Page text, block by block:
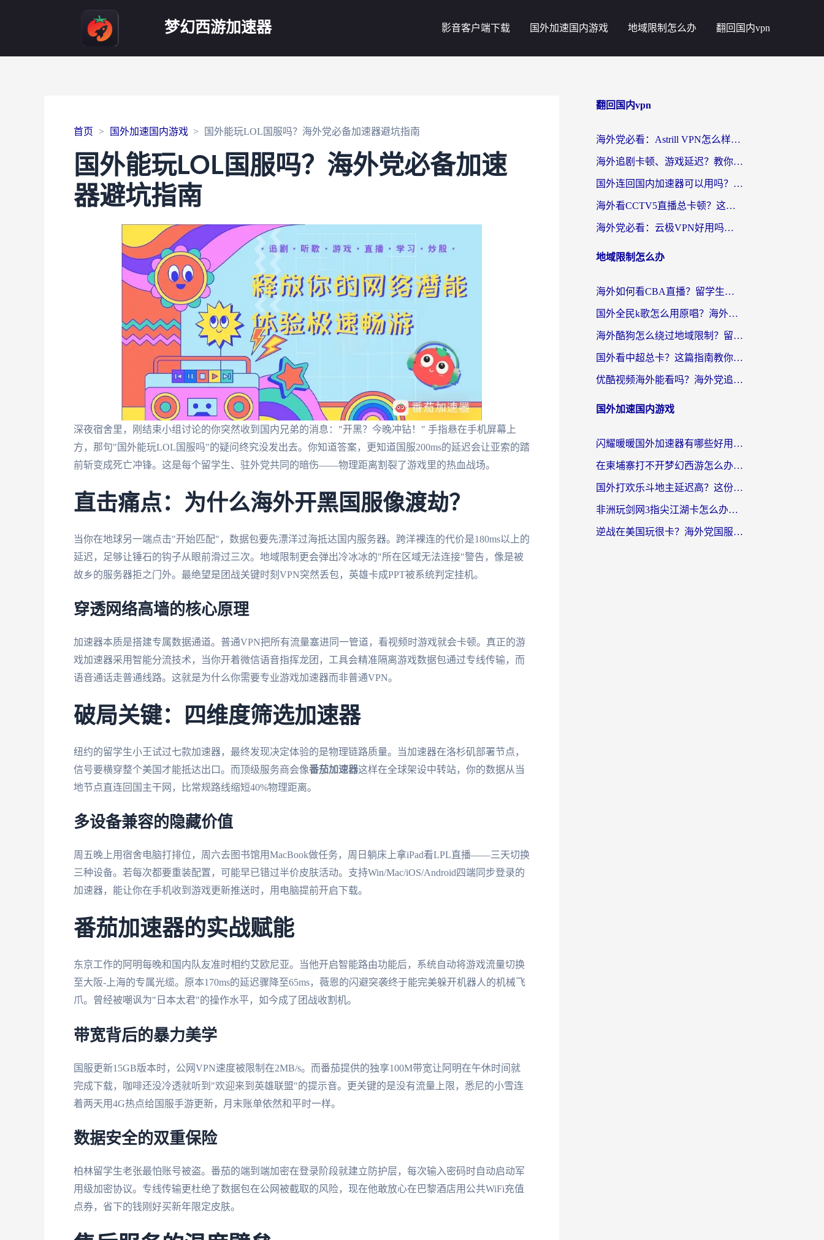
梦幻西游加速器 影音客户端下载 国外加速国内游戏 地域限制怎么办 翻回国内vpn
首页 国外加速国内游戏 国外能玩LOL国服吗？海外党必备加速器避坑指南
国外能玩LOL国服吗？海外党必备加速
器避坑指南
深夜宿舍里，刚结束小组讨论的你突然收到国内兄弟的消息："开黑？今晚冲钻！" 手指悬在手机屏幕上
方，那句"国外能玩LOL国服吗"的疑问终究没发出去。你知道答案，更知道国服200ms的延迟会让亚索的踏
前斩变成死亡冲锋。这是每个留学生、驻外党共同的暗伤——物理距离割裂了游戏里的热血战场。
直击痛点：为什么海外开黑国服像渡劫？
当你在地球另一端点击"开始匹配"，数据包要先漂洋过海抵达国内服务器。跨洋裸连的代价是180ms以上的
延迟，足够让锤石的钩子从眼前滑过三次。地域限制更会弹出冷冰冰的"所在区域无法连接"警告，像是被
故乡的服务器拒之门外。最绝望是团战关键时刻VPN突然丢包，英雄卡成PPT被系统判定挂机。
穿透网络高墙的核心原理
加速器本质是搭建专属数据通道。普通VPN把所有流量塞进同一管道，看视频时游戏就会卡顿。真正的游
戏加速器采用智能分流技术，当你开着微信语音指挥龙团，工具会精准隔离游戏数据包通过专线传输，而
语音通话走普通线路。这就是为什么你需要专业游戏加速器而非普通VPN。
破局关键：四维度筛选加速器
纽约的留学生小王试过七款加速器，最终发现决定体验的是物理链路质量。当加速器在洛杉矶部署节点，
信号要横穿整个美国才能抵达出口。而顶级服务商会像番茄加速器这样在全球架设中转站，你的数据从当
地节点直连回国主干网，比常规路线缩短40%物理距离。
多设备兼容的隐藏价值
周五晚上用宿舍电脑打排位，周六去图书馆用MacBook做任务，周日躺床上拿iPad看LPL直播——三天切换
三种设备。若每次都要重装配置，可能早已错过半价皮肤活动。支持Win/Mac/iOS/Android四端同步登录的
加速器，能让你在手机收到游戏更新推送时，用电脑提前开启下载。
番茄加速器的实战赋能
东京工作的阿明每晚和国内队友准时相约艾欧尼亚。当他开启智能路由功能后，系统自动将游戏流量切换
至大阪-上海的专属光缆。原本170ms的延迟骤降至65ms，薇恩的闪避突袭终于能完美躲开机器人的机械飞
爪。曾经被嘲讽为"日本太君"的操作水平，如今成了团战收割机。
带宽背后的暴力美学
国服更新15GB版本时，公网VPN速度被限制在2MB/s。而番茄提供的独享100M带宽让阿明在午休时间就
完成下载，咖啡还没冷透就听到"欢迎来到英雄联盟"的提示音。更关键的是没有流量上限，悉尼的小雪连
着两天用4G热点给国服手游更新，月末账单依然和平时一样。
数据安全的双重保险
柏林留学生老张最怕账号被盗。番茄的端到端加密在登录阶段就建立防护层，每次输入密码时自动启动军
用级加密协议。专线传输更杜绝了数据包在公网被截取的风险，现在他敢放心在巴黎酒店用公共WiFi充值
点券，省下的钱刚好买新年限定皮肤。
翻回国内vpn
海外党必看：Astrill VPN怎么样？3步选对回国加速器实现无缝刷剧玩游戏
海外追剧卡顿、游戏延迟？教你选回国加速器，附免费加速器试用一小时福利
国外连回国内加速器可以用吗？海外党亲测实用指南，解决追剧游戏卡顿难题
海外看CCTV5直播总卡顿？这篇指南教你选对回国加速器，无缝刷国内资源
海外党必看：云极VPN好用吗？和uuVPN对比哪个回国效果更好？附真实体验+避坑指南
地域限制怎么办
海外如何看CBA直播？留学生和华人必看的无卡顿观赛指南
国外全民k歌怎么用原唱？海外党亲测有效的回国加速解决方案
海外酷狗怎么绕过地域限制？留学生亲测有效的回国加速器选择指南
国外看中超总卡？这篇指南教你在海外流畅看体育赛事+中文解说（附避坑技巧）
优酷视频海外能看吗？海外党追剧看电影的终极解决方案来了
国外加速国内游戏
闪耀暖暖国外加速器有哪些好用？海外党亲测的国服游戏加速终极指南
在柬埔寨打不开梦幻西游怎么办？海外玩家国服游戏加速终极指南
国外打欢乐斗地主延迟高？这份海外玩家国服游戏加速指南帮你解决卡顿烦恼
非洲玩剑网3指尖江湖卡怎么办？这份实测有效的国服游戏加速指南请收好
逆战在美国玩很卡？海外党国服游戏加速终极指南（附DNF宝可梦加速技巧）